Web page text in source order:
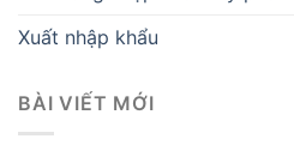
Xuất nhập khẩu
BÀI VIẾT MỚI